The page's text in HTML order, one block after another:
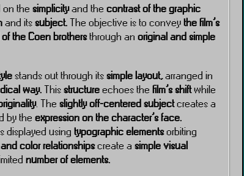
on the simplicityand the contrast of the graphic
and itssubject.The objective is to conveythe film’s
the Coen brothersthrough an original and simple
stands out through itssimple layout,arranged in
way.Thisstructureechoes the film’s shiftwhile
. The slightlyoff-centered subjectcreates a
by the expression on the character’s face.
displayed using typographic elementsorbiting
color relationshipscreate a simple visual
number of elements.